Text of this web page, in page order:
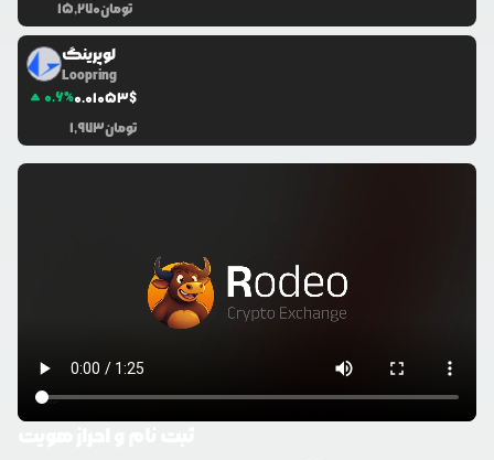
15,270تومان
لوپرینگ
Loopring
0.6%0.01053$
1,973تومان